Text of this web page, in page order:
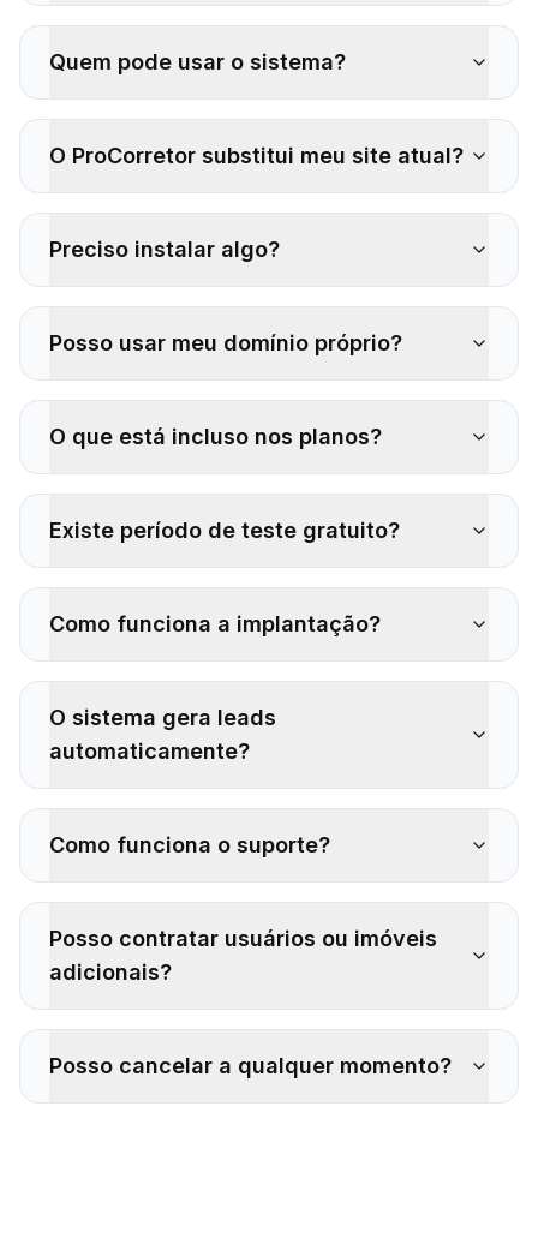
Quem pode usar o sistema?
O ProCorretor substitui meu site atual?
Preciso instalar algo?
Posso usar meu domínio próprio?
O que está incluso nos planos?
Existe período de teste gratuito?
Como funciona a implantação?
O sistema gera leads
automaticamente?
Como funciona o suporte?
Posso contratar usuários ou imóveis
adicionais?
Posso cancelar a qualquer momento?